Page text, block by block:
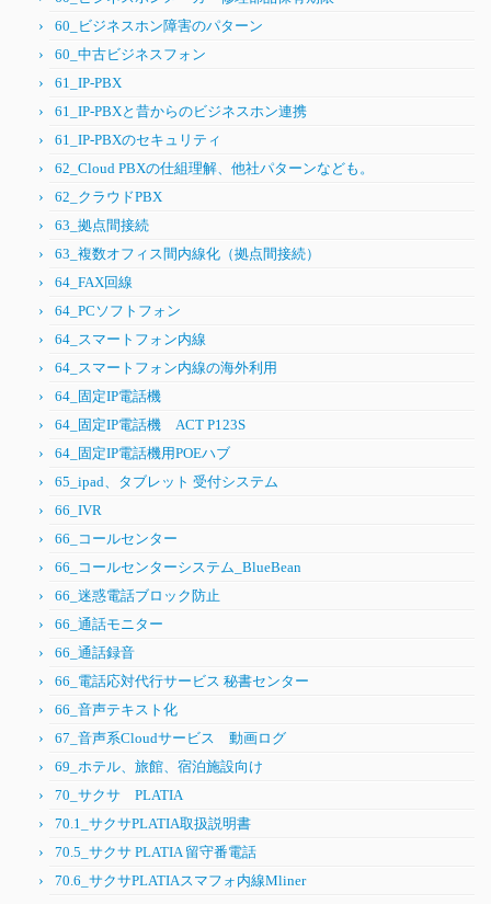
60_ビジネスホン障害のパターン
60_中古ビジネスフォン
61_IP-PBX
61_IP-PBXと昔からのビジネスホン連携
61_IP-PBXのセキュリティ
62_Cloud PBXの仕組理解、他社パターンなども。
62_クラウドPBX
63_拠点間接続
63_複数オフィス間内線化（拠点間接続）
64_FAX回線
64_PCソフトフォン
64_スマートフォン内線
64_スマートフォン内線の海外利用
64_固定IP電話機
64_固定IP電話機 ACT P123S
64_固定IP電話機用POEハブ
65_ipad、タブレット 受付システム
66_IVR
66_コールセンター
66_コールセンターシステム_BlueBean
66_迷惑電話ブロック防止
66_通話モニター
66_通話録音
66_電話応対代行サービス 秘書センター
66_音声テキスト化
67_音声系Cloudサービス 動画ログ
69_ホテル、旅館、宿泊施設向け
70_サクサ PLATIA
70.1_サクサPLATIA取扱説明書
70.5_サクサ PLATIA 留守番電話
70.6_サクサPLATIAスマフォ内線Mliner